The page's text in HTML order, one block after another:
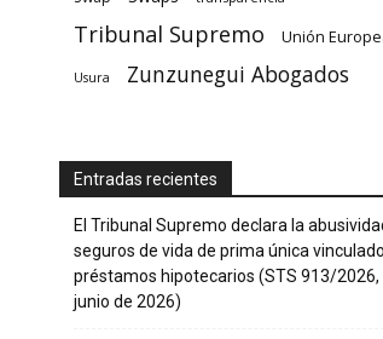
Tribunal Supremo Unión
Usura Zunzunegui Abogados
Entradas recientes
El Tribunal Supremo declara la
seguros de vida de prima única
préstamos hipotecarios (STS 913/2026,
junio de 2026)